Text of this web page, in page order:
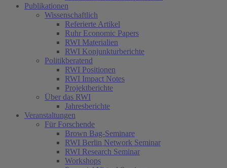
Publikationen
Wissenschaftlich
Referierte Artikel
Ruhr Economic Papers
RWI Materialien
RWI Konjunkturberichte
Politikberatend
RWI Positionen
RWI Impact Notes
Projektberichte
Über das RWI
Jahresberichte
Veranstaltungen
Für Forschende
Brown Bag-Seminare
RWI Berlin Network Seminar
RWI Research Seminar
Workshops